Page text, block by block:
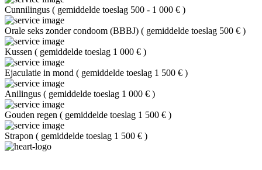
Cunnilingus ( gemiddelde toeslag 500 - 1 000 € )
Orale seks zonder condoom (BBBJ) ( gemiddelde toeslag 500 € )
Kussen ( gemiddelde toeslag 1 000 € )
Ejaculatie in mond ( gemiddelde toeslag 1 500 € )
Anilingus ( gemiddelde toeslag 1 000 € )
Gouden regen ( gemiddelde toeslag 1 500 € )
Strapon ( gemiddelde toeslag 1 500 € )